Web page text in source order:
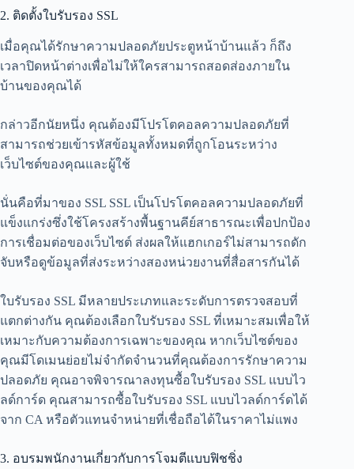
2. ติดตั้งใบรับรอง SSL
เมื่อคุณได้รักษาความปลอดภัยประตูหน้าบ้านแล้ว ก็ถึง
เวลาปิดหน้าต่างเพื่อไม่ให้ใครสามารถสอดส่องภายใน
บ้านของคุณได้
กล่าวอีกนัยหนึ่ง คุณต้องมีโปรโตคอลความปลอดภัยที่
สามารถช่วยเข้ารหัสข้อมูลทั้งหมดที่ถูกโอนระหว่าง
เว็บไซต์ของคุณและผู้ใช้
นั่นคือที่มาของ SSL SSL เป็นโปรโตคอลความปลอดภัยที่
แข็งแกร่งซึ่งใช้โครงสร้างพื้นฐานคีย์สาธารณะเพื่อปกป้อง
การเชื่อมต่อของเว็บไซต์ ส่งผลให้แฮกเกอร์ไม่สามารถดัก
จับหรือดูข้อมูลที่ส่งระหว่างสองหน่วยงานที่สื่อสารกันได้
ใบรับรอง SSL มีหลายประเภทและระดับการตรวจสอบที่
แตกต่างกัน คุณต้องเลือกใบรับรอง SSL ที่เหมาะสมเพื่อให้
เหมาะกับความต้องการเฉพาะของคุณ หากเว็บไซต์ของ
คุณมีโดเมนย่อยไม่จำกัดจำนวนที่คุณต้องการรักษาความ
ปลอดภัย คุณอาจพิจารณาลงทุนซื้อใบรับรอง SSL แบบไว
ลด์การ์ด คุณสามารถซื้อใบรับรอง SSL แบบไวลด์การ์ดได้
จาก CA หรือตัวแทนจำหน่ายที่เชื่อถือได้ในราคาไม่แพง
3. อบรมพนักงานเกี่ยวกับการโจมตีแบบฟิชชิ่ง